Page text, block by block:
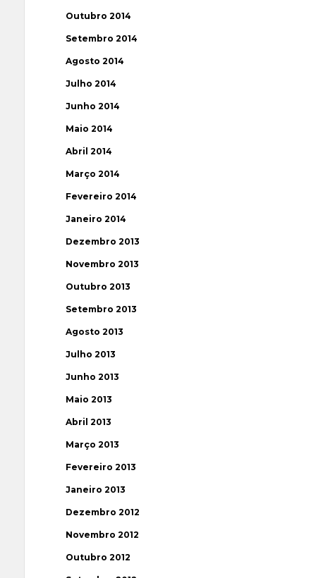
Outubro 2014
Setembro 2014
Agosto 2014
Julho 2014
Junho 2014
Maio 2014
Abril 2014
Março 2014
Fevereiro 2014
Janeiro 2014
Dezembro 2013
Novembro 2013
Outubro 2013
Setembro 2013
Agosto 2013
Julho 2013
Junho 2013
Maio 2013
Abril 2013
Março 2013
Fevereiro 2013
Janeiro 2013
Dezembro 2012
Novembro 2012
Outubro 2012